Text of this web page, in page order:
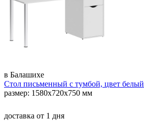
в Балашихе
Стол письменный с тумбой, цвет белый
размер: 1580х720х750 мм
доставка от 1 дня